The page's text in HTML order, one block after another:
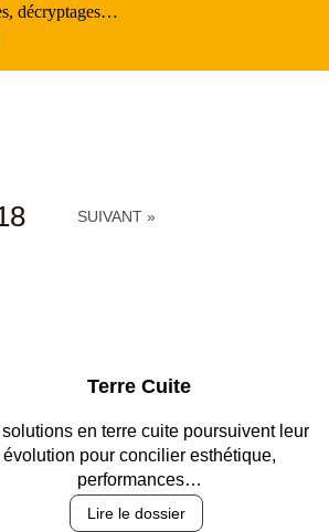
décryptages…
SUIVANT »
Parking et garages
sécurisation des accès, durabilité
des revêtements et intégration…
Lire le dossier